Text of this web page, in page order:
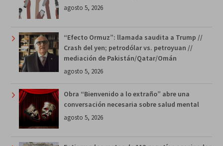
agosto 5, 2026
“Efecto Ormuz”: llamada saudita a Trump //
Crash del yen; petrodólar vs. petroyuan //
mediación de Pakistán/Qatar/Omán
agosto 5, 2026
Obra “Bienvenido a lo extraño” abre una
conversación necesaria sobre salud mental
agosto 5, 2026